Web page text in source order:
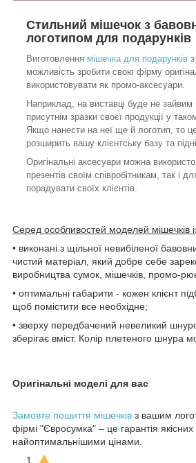
Стильний мішечок з
логотипом для подарунків
Виготовлення мішечка для подарунків
можливість зробити свою фірму
використовувати як промо-аксесуари.
Наприклад, на виставці буде не зайвим
присутнім зразки своєї продукції у
Якщо нанести на неї ще й логотип, то
розширить вашу клієнтську базу та
Оригінальні аксесуари можна
презентів своїм співробітникам, так і
порадувати своїх клієнтів.
Серед особливостей моделей мішечків
• виконані з щільної невибіленої
чистий матеріал, який добре себе
виробництва сумок, мішечків, промо-
• оптимальні габарити - кожен клієнт
щоб помістити все необхідне;
• зверху передбачений невеликий
зберігає вміст. Колір плетеного шнура
Оригінальні моделі для вас
Замовте пошиття мішечків з вашим
фірмі "Євросумка" – це гарантія якісних
найоптимальнішими цінами.